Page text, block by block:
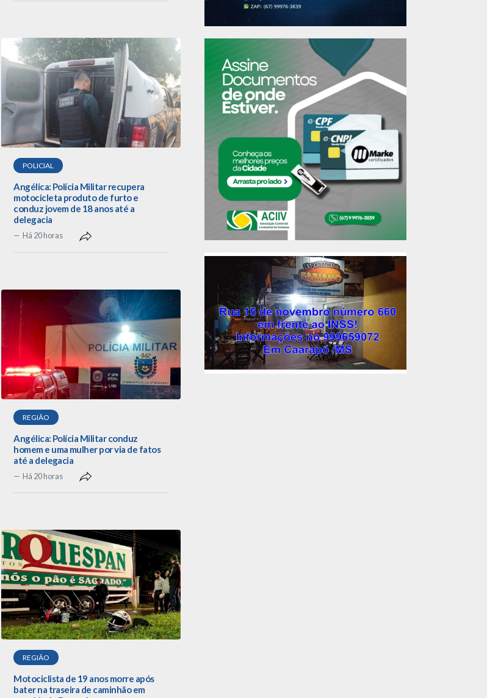
POLICIAL
Angélica: Polícia Militar recupera
motocicleta produto de furto e
conduz jovem de 18 anos até a
delegacia
Há 20 horas
REGIÃO
Angélica: Polícia Militar conduz
homem e uma mulher por via de fatos
até a delegacia
Há 20 horas
REGIÃO
Motociclista de 19 anos morre após
bater na traseira de caminhão em